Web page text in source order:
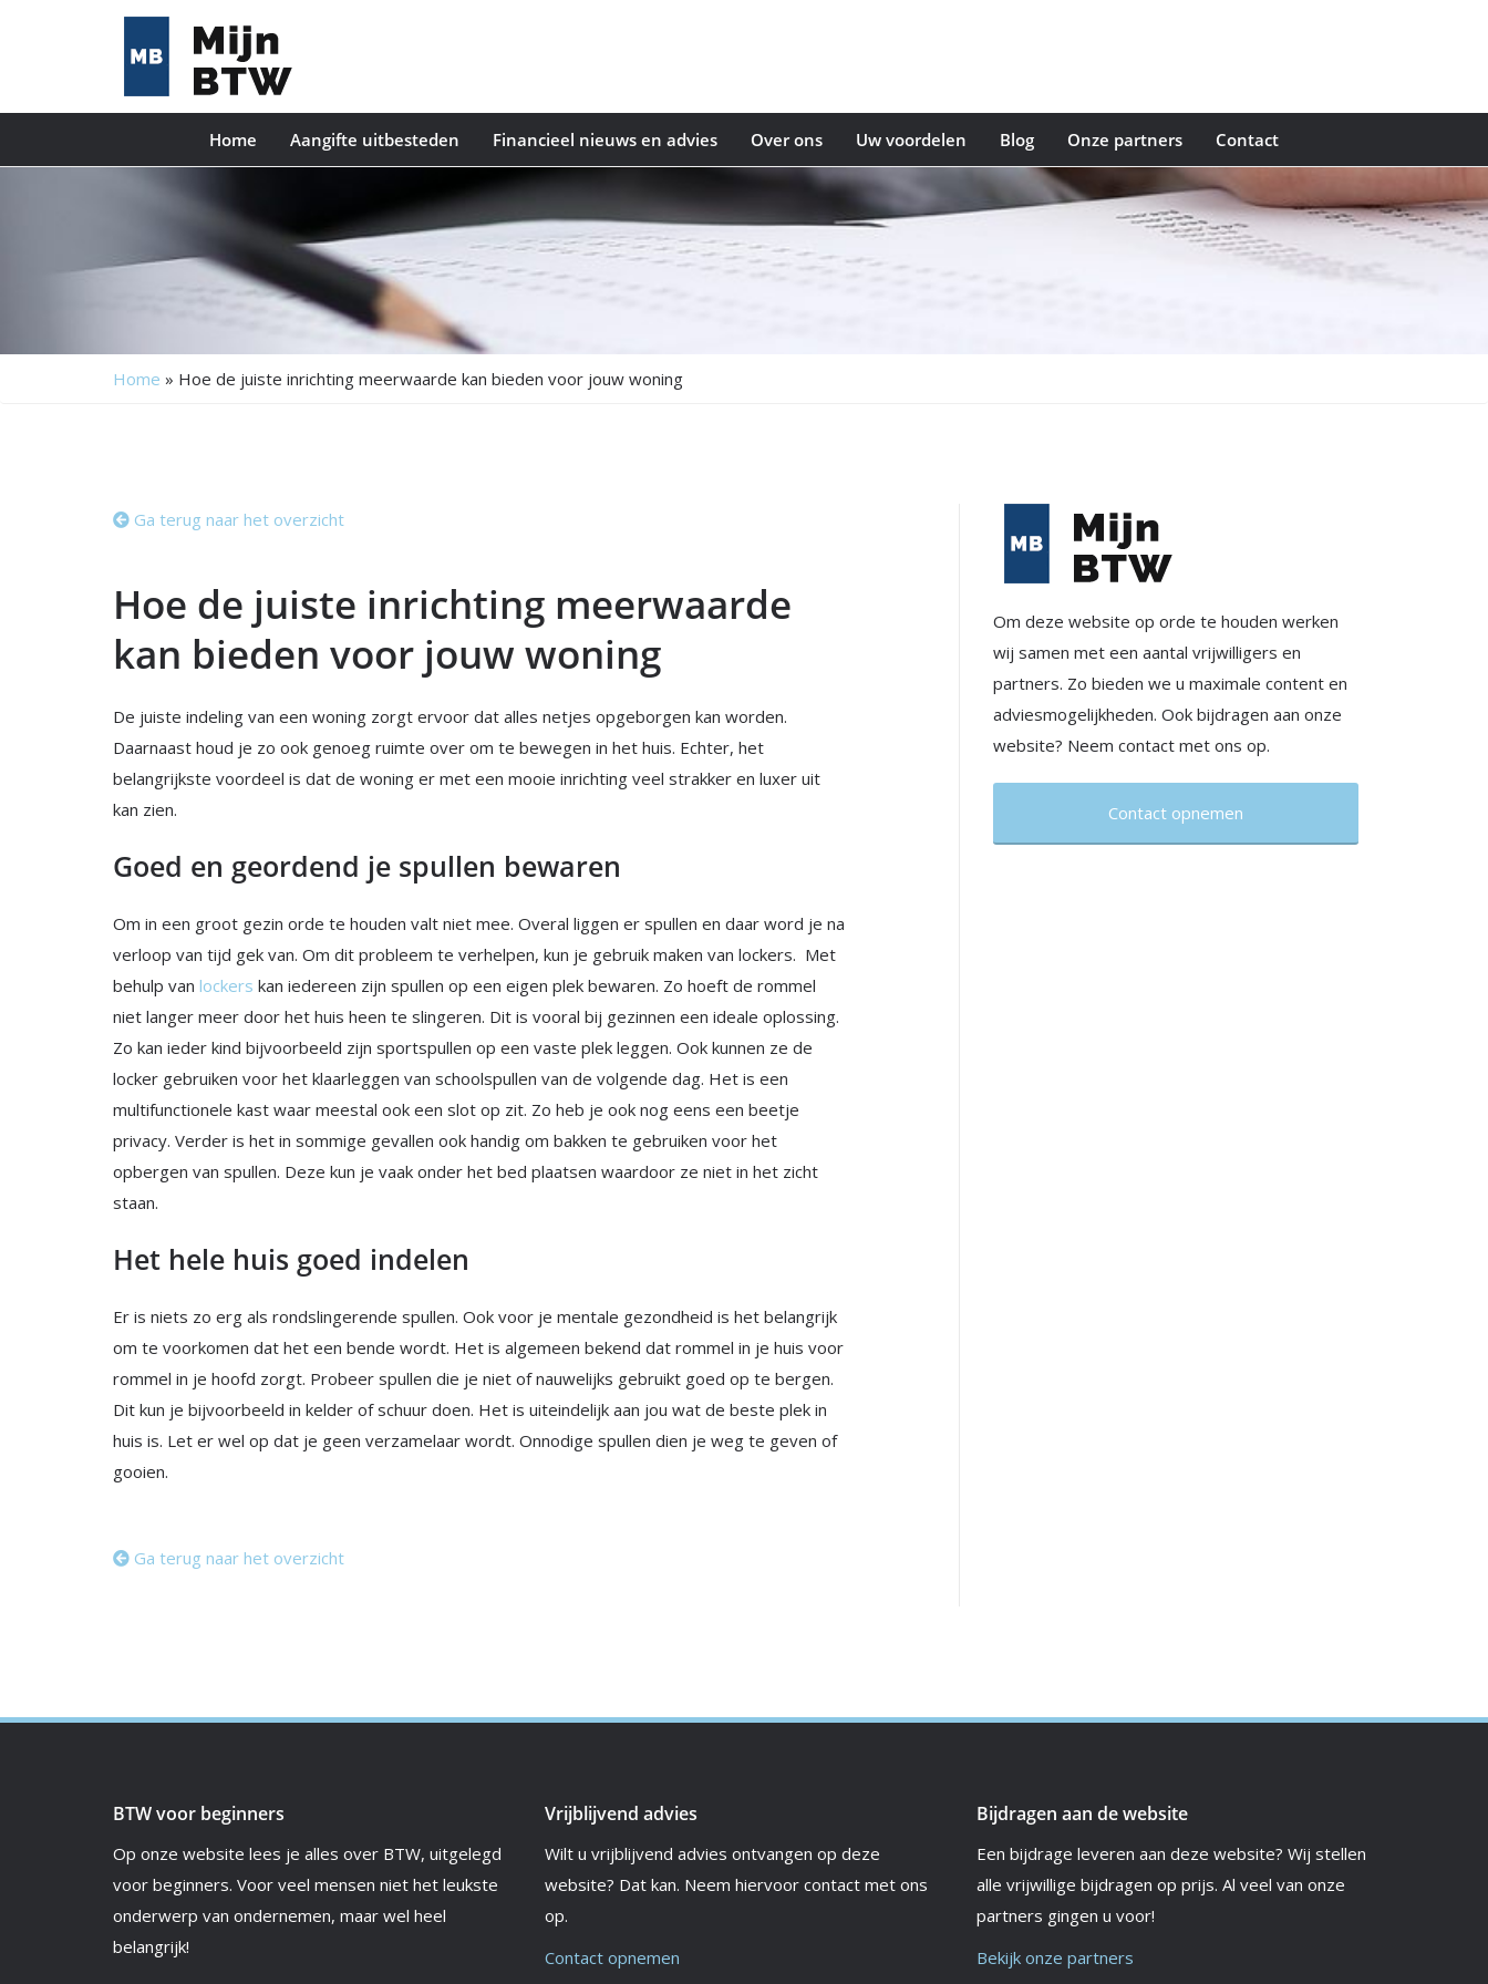
Home Aangifte uitbesteden Financieel nieuws en advies Over ons Uw voordelen Blog Onze partners Contact
Home » Hoe de juiste inrichting meerwaarde kan bieden voor jouw woning
Ga terug naar het overzicht
Hoe de juiste inrichting meerwaarde
kan bieden voor jouw woning
De juiste indeling van een woning zorgt ervoor dat alles netjes opgeborgen kan worden.
Daarnaast houd je zo ook genoeg ruimte over om te bewegen in het huis. Echter, het
belangrijkste voordeel is dat de woning er met een mooie inrichting veel strakker en luxer uit
kan zien.
Goed en geordend je spullen bewaren
Om in een groot gezin orde te houden valt niet mee. Overal liggen er spullen en daar word je na
verloop van tijd gek van. Om dit probleem te verhelpen, kun je gebruik maken van lockers. Met
behulp van lockers kan iedereen zijn spullen op een eigen plek bewaren. Zo hoeft de rommel
niet langer meer door het huis heen te slingeren. Dit is vooral bij gezinnen een ideale oplossing.
Zo kan ieder kind bijvoorbeeld zijn sportspullen op een vaste plek leggen. Ook kunnen ze de
locker gebruiken voor het klaarleggen van schoolspullen van de volgende dag. Het is een
multifunctionele kast waar meestal ook een slot op zit. Zo heb je ook nog eens een beetje
privacy. Verder is het in sommige gevallen ook handig om bakken te gebruiken voor het
opbergen van spullen. Deze kun je vaak onder het bed plaatsen waardoor ze niet in het zicht
staan.
Het hele huis goed indelen
Er is niets zo erg als rondslingerende spullen. Ook voor je mentale gezondheid is het belangrijk
om te voorkomen dat het een bende wordt. Het is algemeen bekend dat rommel in je huis voor
rommel in je hoofd zorgt. Probeer spullen die je niet of nauwelijks gebruikt goed op te bergen.
Dit kun je bijvoorbeeld in kelder of schuur doen. Het is uiteindelijk aan jou wat de beste plek in
huis is. Let er wel op dat je geen verzamelaar wordt. Onnodige spullen dien je weg te geven of
gooien.
Ga terug naar het overzicht
Om deze website op orde te houden werken
wij samen met een aantal vrijwilligers en
partners. Zo bieden we u maximale content en
adviesmogelijkheden. Ook bijdragen aan onze
website? Neem contact met ons op.
Contact opnemen
BTW voor beginners
Op onze website lees je alles over BTW, uitgelegd
voor beginners. Voor veel mensen niet het leukste
onderwerp van ondernemen, maar wel heel
belangrijk!
Vrijblijvend advies
Wilt u vrijblijvend advies ontvangen op deze
website? Dat kan. Neem hiervoor contact met ons
op.
Contact opnemen
Bijdragen aan de website
Een bijdrage leveren aan deze website? Wij stellen
alle vrijwillige bijdragen op prijs. Al veel van onze
partners gingen u voor!
Bekijk onze partners